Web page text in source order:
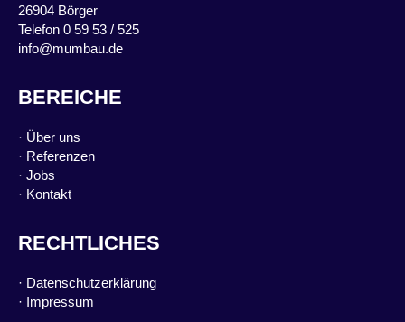
26904 Börger
Telefon 0 59 53 / 525
info@mumbau.de
BEREICHE
· Über uns
· Referenzen
· Jobs
· Kontakt
RECHTLICHES
· Datenschutzerklärung
· Impressum